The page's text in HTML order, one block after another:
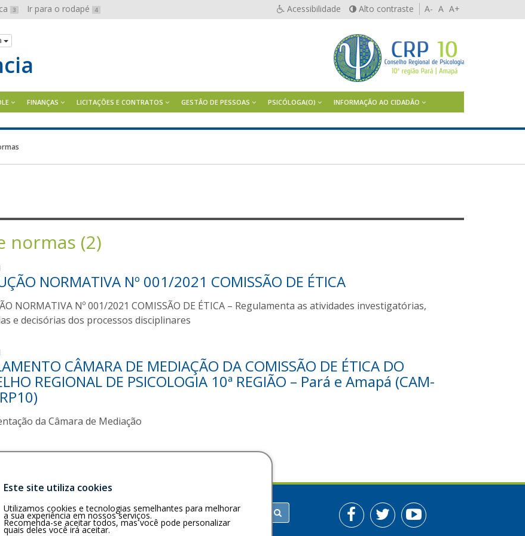
3 Ir para o rodapé 4 Acessibilidade Alto contraste A- A A+
FINANÇAS LICITAÇÕES E CONTRATOS GESTÃO DE PESSOAS PSICÓLOGA(O) INFORMAÇÃO AO CIDADÃO
normas (2)
m
n
d
a
n
n
NORMATIVA Nº 001/2021 COMISSÃO DE ÉTICA
NORMATIVA Nº 001/2021 COMISSÃO DE ÉTICA – Regulamenta as atividades investigatórias,
e decisórias dos processos disciplinares
m
a
n
d
a
a
n
CÂMARA DE MEDIAÇÃO DA COMISSÃO DE ÉTICA DO
REGIONAL DE PSICOLOGIA 10ª REGIÃO – Pará e Amapá (CAM-
da Câmara de Mediação
Buscar
Este site utiliza cookies
Utilizamos cookies e tecnologias semelhantes para melhorar
a sua experiência em nossos serviços.
Recomenda-se aceitar todos, mas você pode personalizar
quais deles você irá aceitar.